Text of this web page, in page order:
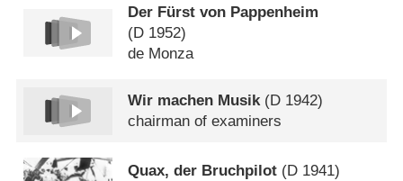
Der Fürst von Pappenheim
(D 1952)
de Monza
Wir machen Musik(D 1942)
chairman of examiners
Quax, der Bruchpilot (D 1941)